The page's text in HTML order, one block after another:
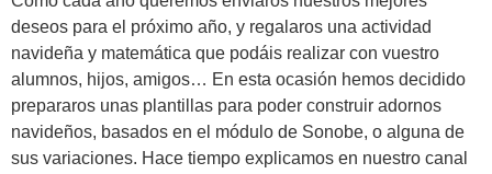
deseos para el próximo año, y regalaros una actividad
navideña y matemática que podáis realizar con vuestro
alumnos, hijos, amigos… En esta ocasión hemos decidido
prepararos unas plantillas para poder construir adornos
navideños, basados en el módulo de Sonobe, o alguna de
sus variaciones. Hace tiempo explicamos en nuestro canal